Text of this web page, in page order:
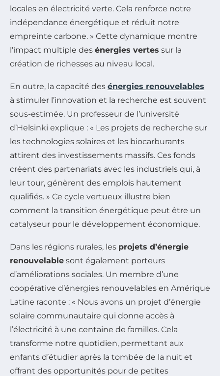
locales en électricité verte. Cela renforce notre
indépendance énergétique et réduit notre
empreinte carbone. » Cette dynamique montre
l’impact multiple des énergies vertes sur la
création de richesses au niveau local.
En outre, la capacité des énergies renouvelables
à stimuler l’innovation et la recherche est souvent
sous-estimée. Un professeur de l’université
d’Helsinki explique : « Les projets de recherche sur
les technologies solaires et les biocarburants
attirent des investissements massifs. Ces fonds
créent des partenariats avec les industriels qui, à
leur tour, génèrent des emplois hautement
qualifiés. » Ce cycle vertueux illustre bien
comment la transition énergétique peut être un
catalyseur pour le développement économique.
Dans les régions rurales, les projets d’énergie
renouvelable sont également porteurs
d’améliorations sociales. Un membre d’une
coopérative d’énergies renouvelables en Amérique
Latine raconte : « Nous avons un projet d’énergie
solaire communautaire qui donne accès à
l’électricité à une centaine de familles. Cela
transforme notre quotidien, permettant aux
enfants d’étudier après la tombée de la nuit et
offrant des opportunités pour de petites